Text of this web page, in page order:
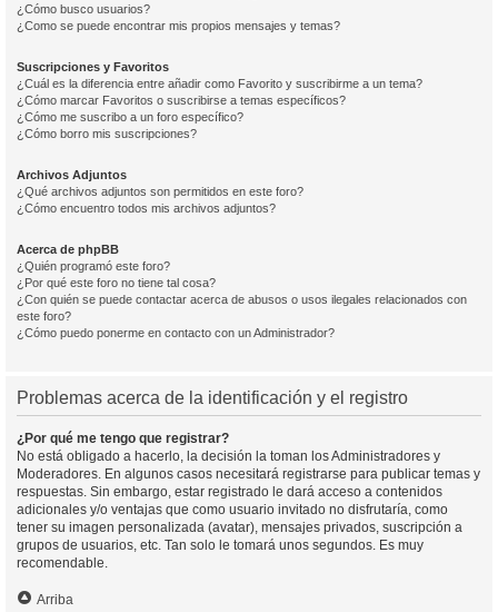
¿Cómo busco usuarios?
¿Como se puede encontrar mis propios mensajes y temas?
Suscripciones y Favoritos
¿Cuál es la diferencia entre añadir como Favorito y suscribirme a un tema?
¿Cómo marcar Favoritos o suscribirse a temas específicos?
¿Cómo me suscribo a un foro específico?
¿Cómo borro mis suscripciones?
Archivos Adjuntos
¿Qué archivos adjuntos son permitidos en este foro?
¿Cómo encuentro todos mis archivos adjuntos?
Acerca de phpBB
¿Quién programó este foro?
¿Por qué este foro no tiene tal cosa?
¿Con quién se puede contactar acerca de abusos o usos ilegales relacionados con
este foro?
¿Cómo puedo ponerme en contacto con un Administrador?
Problemas acerca de la identificación y el registro
¿Por qué me tengo que registrar?
No está obligado a hacerlo, la decisión la toman los Administradores y
Moderadores. En algunos casos necesitará registrarse para publicar temas y
respuestas. Sin embargo, estar registrado le dará acceso a contenidos
adicionales y/o ventajas que como usuario invitado no disfrutaría, como
tener su imagen personalizada (avatar), mensajes privados, suscripción a
grupos de usuarios, etc. Tan solo le tomará unos segundos. Es muy
recomendable.
Arriba